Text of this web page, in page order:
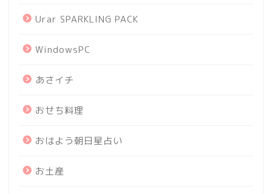
Urar SPARKLING PACK
WindowsPC
あさイチ
おせち料理
おはよう朝日星占い
お土産